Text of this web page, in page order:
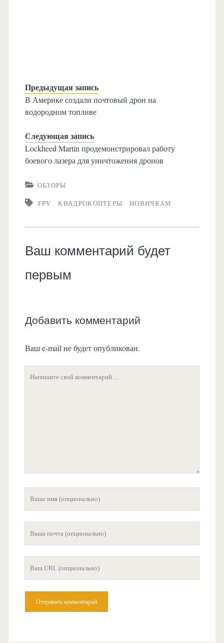
Предыдущая запись
В Америке создали почтовый дрон на
водородном топливе
Следующая запись
Lockheed Martin продемонстрировал работу
боевого лазера для уничтожения дронов
ОБЗОРЫ
FPV
КВАДРОКОПТЕРЫ НОВИЧКАМ
Ваш комментарий будет
первым
Добавить комментарий
Ваш e-mail не будет опубликован.